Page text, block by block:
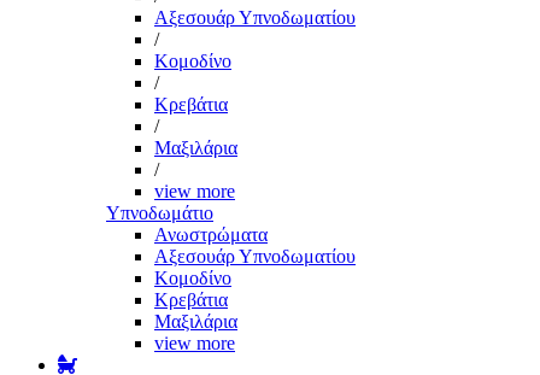
Αξεσουάρ Υπνοδωματίου
/
Κομοδίνο
/
Κρεβάτια
/
Μαξιλάρια
/
view more
Υπνοδωμάτιο
Ανωστρώματα
Αξεσουάρ Υπνοδωματίου
Κομοδίνο
Κρεβάτια
Μαξιλάρια
view more